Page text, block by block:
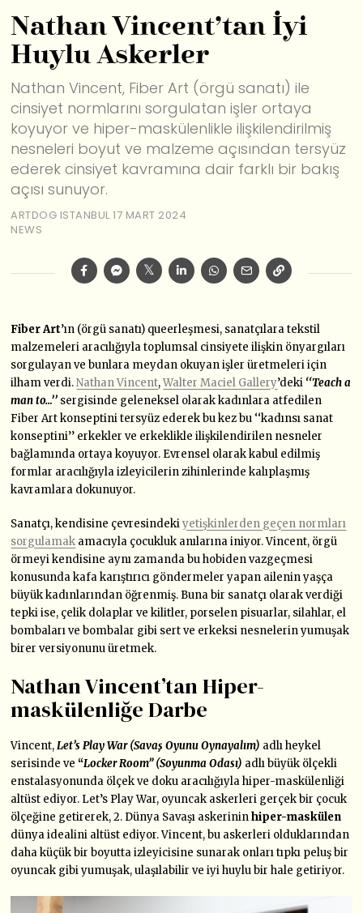
Nathan Vincent’tan İyi
Huylu Askerler
Nathan Vincent, Fiber Art (örgü sanatı) ile
cinsiyet normlarını sorgulatan işler ortaya
koyuyor ve hiper-maskülenlikle ilişkilendirilmiş
nesneleri boyut ve malzeme açısından tersyüz
ederek cinsiyet kavramına dair farklı bir bakış
açısı sunuyor.
ARTDOG ISTANBUL 17 MART 2024
NEWS
Fiber Art’ın (örgü sanatı) queerleşmesi, sanatçılara tekstil
malzemeleri aracılığıyla toplumsal cinsiyete ilişkin önyargıları
sorgulayan ve bunlara meydan okuyan işler üretmeleri için
ilham verdi.Nathan Vincent,Walter Maciel Gallery’deki ‘‘Teach a
man to…’’ sergisinde geleneksel olarak kadınlara atfedilen
Fiber Art konseptini tersyüz ederek bu kez bu ‘‘kadınsı sanat
konseptini’’ erkekler ve erkeklikle ilişkilendirilen nesneler
bağlamında ortaya koyuyor. Evrensel olarak kabul edilmiş
formlar aracılığıyla izleyicilerinzihinlerinde kalıplaşmış
kavramlara dokunuyor.
Sanatçı, kendisine çevresindekiyetişkinlerden geçen normları
sorgulamak amacıyla çocukluk anılarına iniyor.Vincent, örgü
örmeyi kendisine aynı zamanda bu hobiden vazgeçmesi
konusunda kafa karıştırıcı göndermeler yapan ailenin yaşça
büyük kadınlarından öğrenmiş. Buna bir sanatçı olarak verdiği
tepki ise, çelik dolaplar ve kilitler, porselen pisuarlar, silahlar, el
bombaları ve bombalar gibi sert ve erkeksi nesnelerin yumuşak
birer versiyonunu üretmek.
Nathan Vincent’tan Hiper-
maskülenliğe Darbe
Vincent,Let’s Play War (Savaş Oyunu Oynayalım) adlı heykel
serisinde ve‘‘Locker Room” (Soyunma Odası) adlı büyük ölçekli
enstalasyonunda ölçek ve doku aracılığıyla hiper-maskülenliği
altüst ediyor. Let’s Play War, oyuncak askerleri gerçek bir çocuk
ölçeğine getirerek, 2. Dünya Savaşı askerininhiper-maskülen
dünya idealini altüst ediyor. Vincent, bu askerleri olduklarından
daha küçük bir boyutta izleyicisine sunarak onları tıpkı peluş bir
oyuncak gibi yumuşak, ulaşılabilir ve iyi huylu bir hale getiriyor.